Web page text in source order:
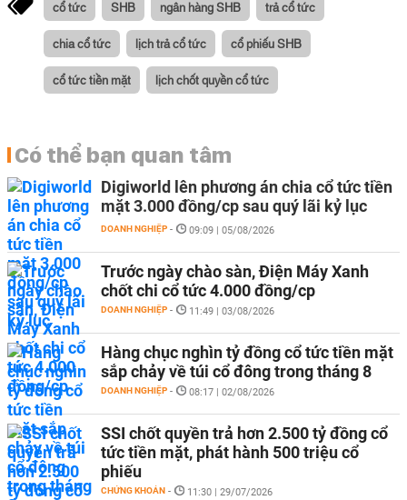
cổ tức SHB ngân hàng SHB trả cổ tức
chia cổ tức lịch trả cổ tức cổ phiếu SHB
cổ tức tiền mặt lịch chốt quyền cổ tức
Có thể bạn quan tâm
Digiworld lên phương án chia cổ tức tiền
mặt 3.000 đồng/cp sau quý lãi kỷ lục
DOANH NGHIỆP - 09:09 | 05/08/2026
Trước ngày chào sàn, Điện Máy Xanh
chốt chi cổ tức 4.000 đồng/cp
DOANH NGHIỆP - 11:49 | 03/08/2026
Hàng chục nghìn tỷ đồng cổ tức tiền mặt
sắp chảy về túi cổ đông trong tháng 8
DOANH NGHIỆP - 08:17 | 02/08/2026
SSI chốt quyền trả hơn 2.500 tỷ đồng cổ
tức tiền mặt, phát hành 500 triệu cổ
phiếu
CHỨNG KHOÁN - 11:30 | 29/07/2026